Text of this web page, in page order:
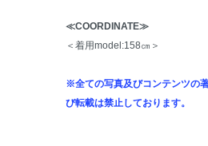
≪COORDINATE≫
＜着用model:158㎝＞
※全ての写真及びコンテンツの
び転載は禁止しております。